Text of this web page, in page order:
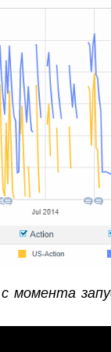
момента